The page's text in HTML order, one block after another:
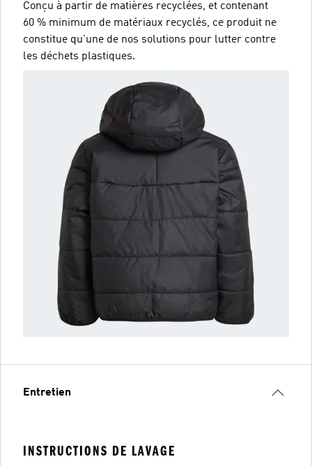
Conçu à partir de matières recyclées, et contenant
60 % minimum de matériaux recyclés, ce produit ne
constitue qu'une de nos solutions pour lutter contre
les déchets plastiques.
Entretien
INSTRUCTIONS DE LAVAGE